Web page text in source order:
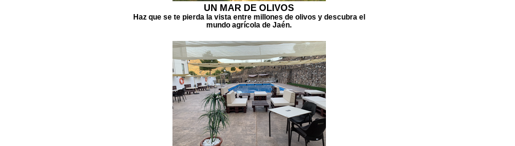
UN MAR DE OLIVOS
Haz que se te pierda la vista entre millones de olivos y descubra el
mundo agrícola de Jaén.